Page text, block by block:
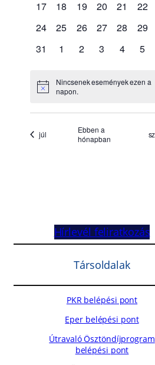
Hírlevél feliratkozás
Társoldalak
PKR belépési pont
Eper belépési pont
Útravaló Ösztöndíjprogram
belépési pont